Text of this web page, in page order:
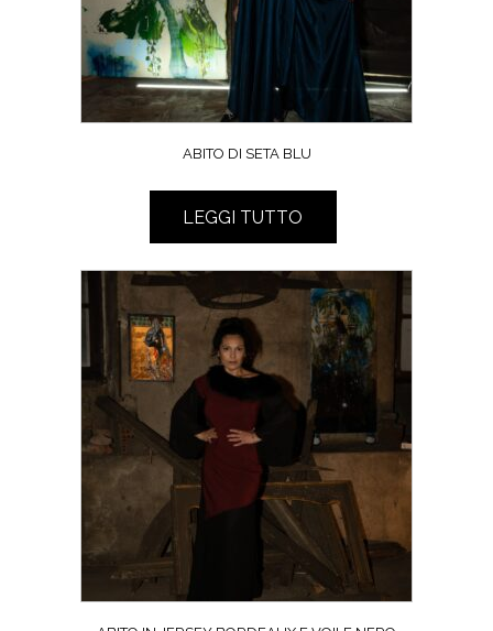
ABITO DI SETA BLU
LEGGI TUTTO